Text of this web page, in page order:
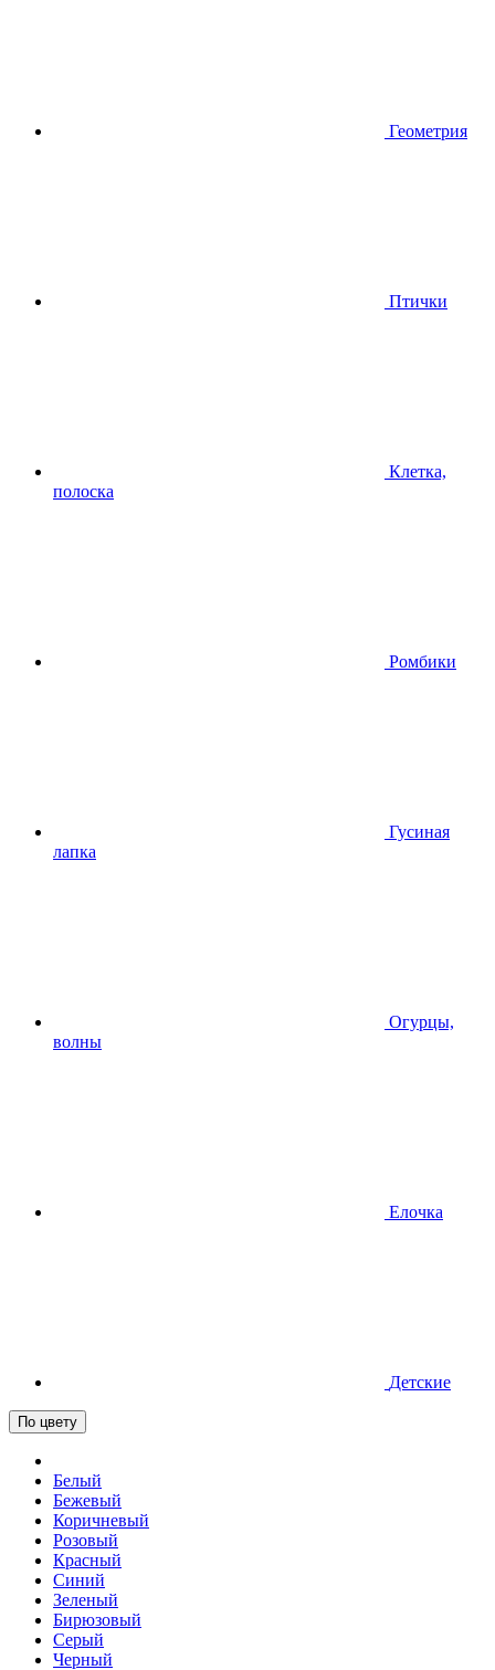
Геометрия
Птички
Клетка,
полоска
Ромбики
Гусиная
лапка
Огурцы,
волны
Елочка
Детские
По цвету
Белый
Бежевый
Коричневый
Розовый
Красный
Синий
Зеленый
Бирюзовый
Серый
Черный